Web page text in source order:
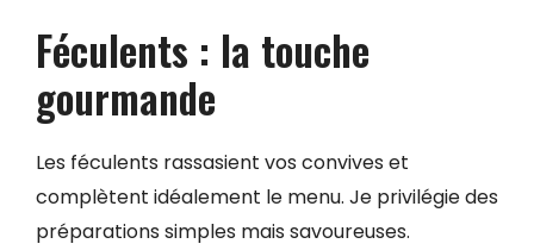
Féculents : la touche
gourmande
Les féculents rassasient vos convives et
complètent idéalement le menu. Je privilégie des
préparations simples mais savoureuses.